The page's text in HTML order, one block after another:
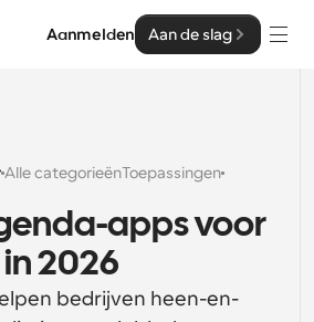
Aanmelden Aan de slag
eenvoudig gemaakt
Alle categorieënToepassingen
apps voor
2026
bedrijven heen-en-